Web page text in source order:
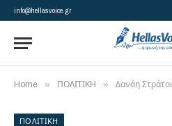
info@hellasvoice.gr
Home » ΠΟΛΙΤΙΚΗ » Δανάη Στράτου: Η σύζυγος του
ΠΟΛΙΤΙΚΗ